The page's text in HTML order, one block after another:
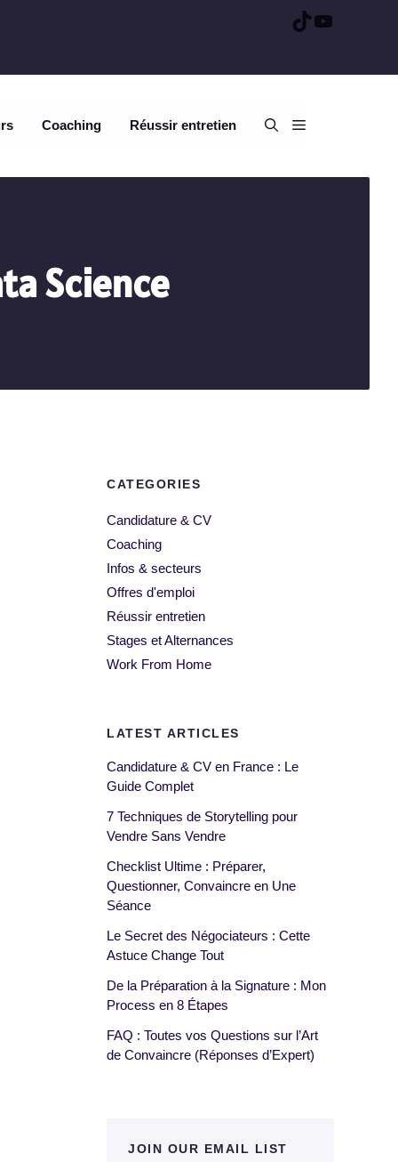
TikTokYouTube
Coaching Réussir entretien
Science
CATEGORIES
Candidature & CV
Coaching
Infos & secteurs
Offres d'emploi
Réussir entretien
Stages et Alternances
Work From Home
LATEST ARTICLES
Candidature & CV en France : Le
Guide Complet
7 Techniques de Storytelling pour
Vendre Sans Vendre
Checklist Ultime : Préparer,
Questionner, Convaincre en Une
Séance
Le Secret des Négociateurs : Cette
Astuce Change Tout
De la Préparation à la Signature : Mon
Process en 8 Étapes
FAQ : Toutes vos Questions sur l’Art
de Convaincre (Réponses d’Expert)
JOIN OUR EMAIL LIST